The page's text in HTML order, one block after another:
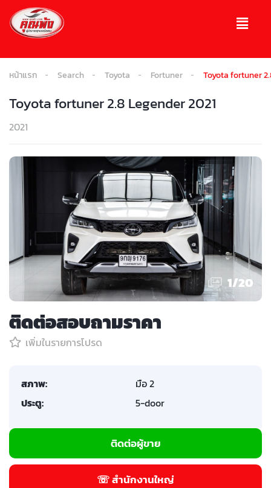
หน้าแรก Search Toyota Fortuner Toyota fortuner
Toyota fortuner 2.8 Legender 2021
2021
1/20
ติดต่อสอบถามราคา
เพิ่มในรายการโปรด
สภาพ:
มือ 2
ประตู:
5-door
ติดต่อผู้ขาย
☏ สำนักงานใหญ่